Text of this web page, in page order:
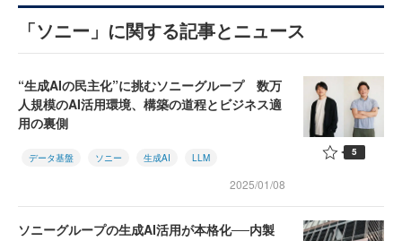
「ソニー」に関する記事とニュース
“生成AIの民主化”に挑むソニーグループ 数万
人規模のAI活用環境、構築の道程とビジネス適
用の裏側
データ基盤 ソニー 生成AI LLM
2025/01/08
5
ソニーグループの生成AI活用が本格化──内製